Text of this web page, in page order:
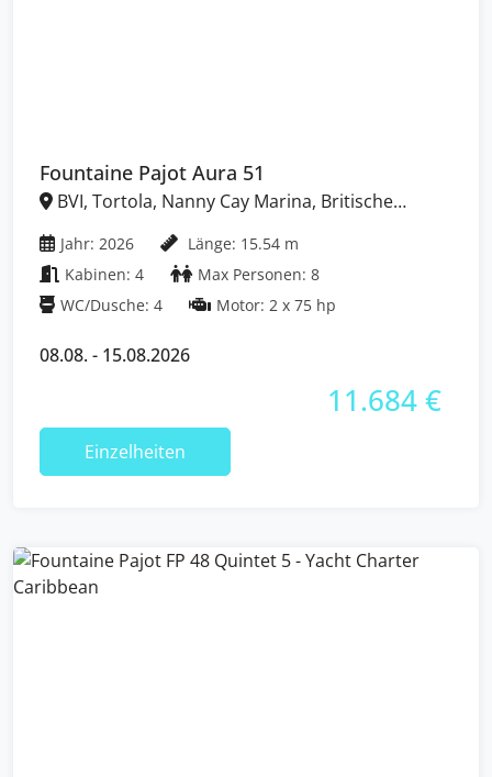
Fountaine Pajot Aura 51
Jahr: 2026
Länge: 15.54 m
Kabinen: 4
Max Personen: 8
WC/Dusche: 4
Motor: 2 x 75 hp
08.08. - 15.08.2026
11.684 €
Einzelheiten